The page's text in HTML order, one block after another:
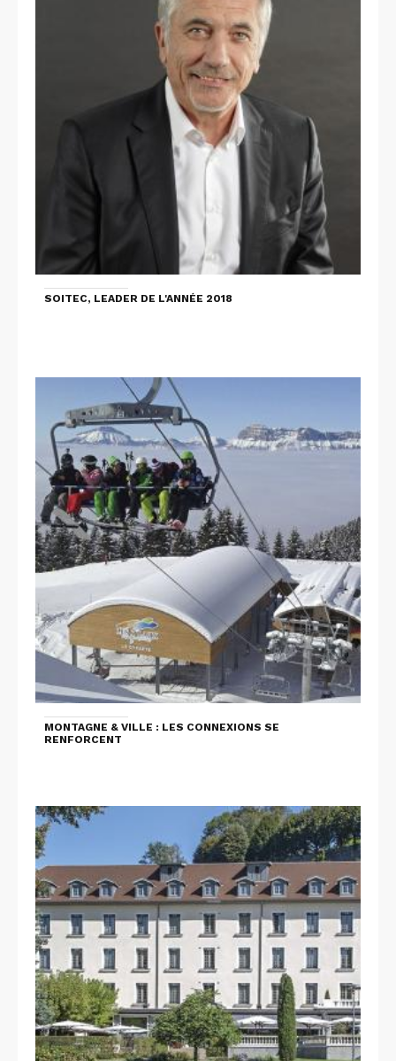
SOITEC, LEADER DE L'ANNÉE 2018
MONTAGNE & VILLE : LES CONNEXIONS SE
RENFORCENT